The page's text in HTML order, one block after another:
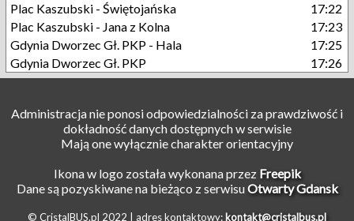
Plac Kaszubski - Świętojańska
17:22
Plac Kaszubski - Jana z Kolna
17:23
Gdynia Dworzec Gł. PKP - Hala
17:25
Gdynia Dworzec Gł. PKP
17:26
Administracja nie ponosi odpowiedzialności za prawdziwość i
dokładność danych dostępnych w serwisie
Mają one wyłącznie charakter orientacyjny
Ikona w logo została wykonana przez Freepik
Dane są pozyskiwane na bieżąco z serwisuOtwarty Gdansk
© CristalBUS.pl 2022 | adres kontaktowy: kontakt@cristalbus.pl